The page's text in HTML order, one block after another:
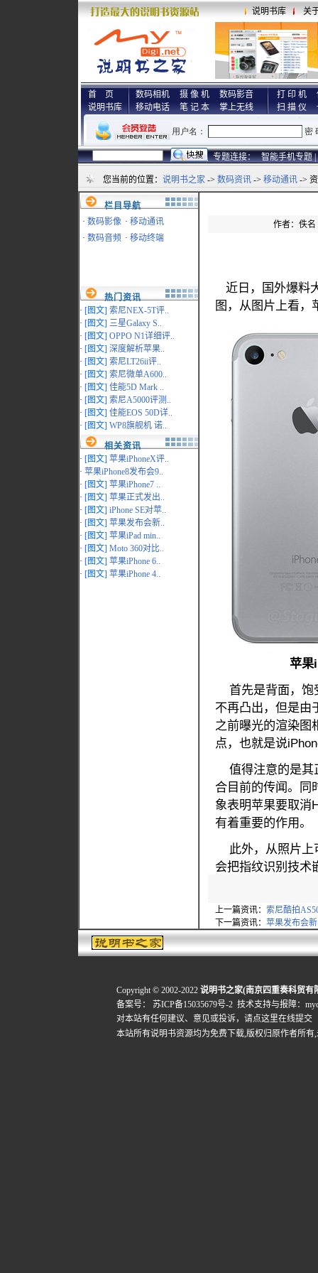
说明书库 关
首 页
说明书库
数码相机 摄 像 机
数码影音
移动电话
笔 记 本 掌上无线
打 印 机
扫 描 仪
专题连接： 智能手机专题 |
您当前的位置： 说明书之家 -> 数码资讯 -> 移动通讯 ->
栏目导航
· 数码影像 · 移动通讯
· 数码音频 · 移动终端
热门资讯
· [图文] 索尼NEX-5T评..
· [图文] 三星Galaxy S..
· [图文] OPPO N1详细评..
· [图文] 深度解析苹果..
· [图文] 索尼LT26ii评..
· [图文] 索尼微单A600..
· [图文] 佳能5D Mark ..
· [图文] 索尼A5000评测..
· [图文] 佳能EOS 50D详..
· [图文] WP8旗舰机 诺..
相关资讯
· [图文] 苹果iPhoneX评..
· 苹果iPhone8发布会9..
· [图文] 苹果iPhone7 ..
· [图文] 苹果正式发出..
· [图文] iPhone SE对苹..
· [图文] 苹果发布会新..
· [图文] 苹果iPad min..
· [图文] Moto 360对比..
· [图文] 苹果iPhone 6..
· [图文] 苹果iPhone 4..
作者：佚名
近日，国外爆料
图，从图片上看，
苹果
首先是背面，饱
不再凸出，但是由
之前曝光的渲染图
点，也就是说
值得注意的是其
合目前的传闻。同
象表明苹果要取消
有着重要的作用。
此外，从照片上
会把指纹识别技术
上一篇资讯： 索尼酷拍
下一篇资讯： 苹果发布会
Copyright © 2002-2022 说明书之家(南京四重奏科贸有
备案号：
苏ICP备15035679号-2 技术支持与报障：
对本站有任何建议、意见或投诉， 请点这里在线提交
本站所有说明书资源均为免费下载,版权归原作者所